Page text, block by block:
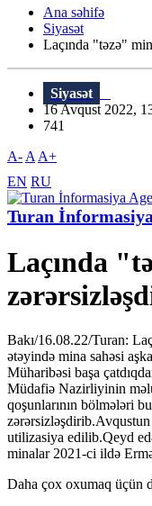
Ana səhifə
Siyasət
Laçında "təzə"
Siyasət
16 Avqust 2022,
741
A- A A+
EN RU
Turan
Laçında
Bakı/16.08.22/Turan:
ətəyində mina sahəsi
Müharibəsi başa
Müdafiə Nazirliyinin
qoşunlarının bölmələri
utilizasiya edilib.Qeyd
minalar 2021-ci ildə
Daha çox oxumaq üçün